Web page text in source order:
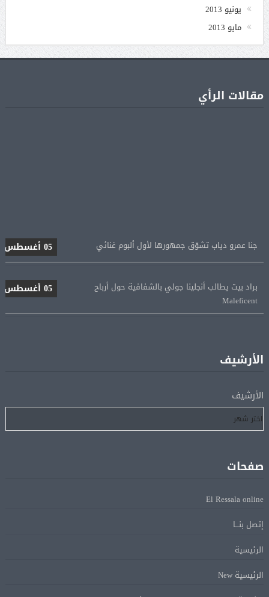
يونيو 2013
مايو 2013
مقالات الرأي
Maleficent
لإتمام انتقاله إلى طرابزون سبور
05 أغسطس
ماكرون: الاتحاد الأوروبى وشركاؤه سيواصلون زيادة الضغط
على روسيا لوقف الحرب بأوكرانيا
البيان الختامى لاجتماع عمّان الوزارى يدين الإجراءات
الإسرائيلية بالقدس.. ويطلق تحركا دوليا لوقفها
الأرشيف
الأرشيف
صفحات
El Ressala online
إتصل بنـــا
الرئيسية
الرئيسية New